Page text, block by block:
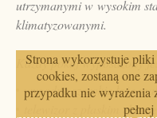
utrzymanymi w wysokim
klimatyzowanymi.
Każdy pokój wyposażony
wygodne szerokie łoże
telewizor z płaskim
Strona wykorzystuje
cookies, zostaną one
przypadku nie wyrażenia